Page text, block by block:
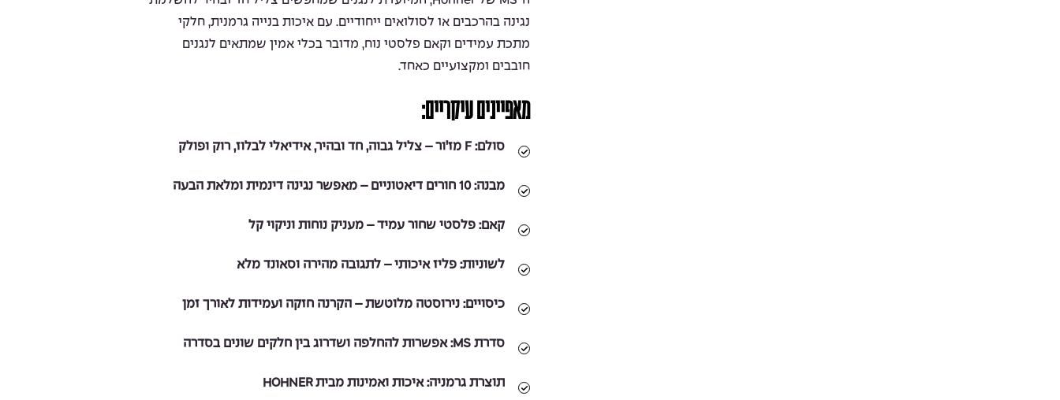
נגינה בהרכבים או לסולואים ייחודיים. עם איכות בנייה גרמנית, חלקי
מתכת עמידים וקאם פלסטי נוח, מדובר בכלי אמין שמתאים לנגנים
חובבים ומקצועיים כאחד.
מאפיינים עיקריים:
סולם:
מבנה: 10 חורים דיאטוניים – מאפשר נגינה דינמית ומלאת הבעה
קאם: פלסטי שחור עמיד – מעניק נוחות וניקוי קל
לשוניות: פליז איכותי – לתגובה מהירה וסאונד מלא
כיסויים: נירוסטה מלוטשת – הקרנה חזקה ועמידות לאורך זמן
סדרת MS: אפשרות להחלפה ושדרוג בין חלקים שונים בסדרה
תוצרת גרמניה: איכות ואמינות מבית HOHNER